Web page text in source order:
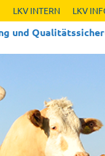
LKV INTERN LKV
und